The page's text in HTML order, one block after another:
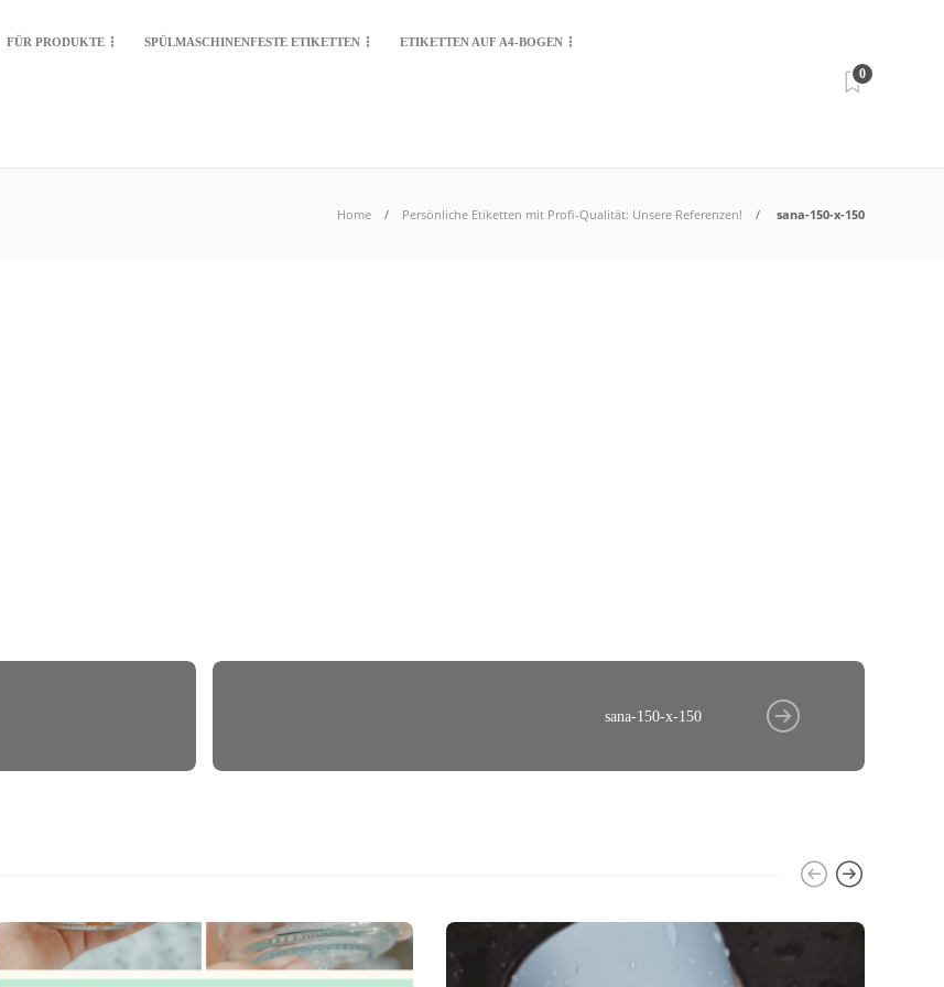
FÜR PRODUKTE SPÜLMASCHINENFESTE ETIKETTEN ETIKETTEN AUF A4-BOGEN
0
Home Persönliche Etiketten mit Profi-Qualität: Unsere Referenzen! sana-150-x-150
sana-150-x-150